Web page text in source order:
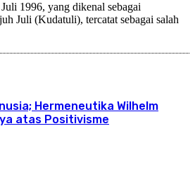
1996, yang dikenal sebagai
Juli (Kudatuli), tercatat sebagai salah
Hermeneutika Wilhelm
atas Positivisme